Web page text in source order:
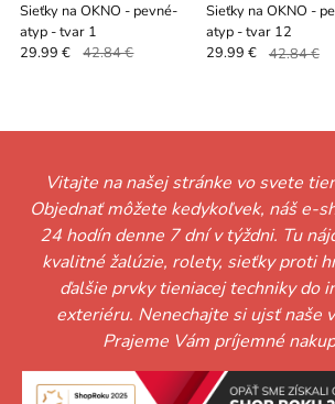
Sieťky na OKNO - pevné-
atyp - tvar 1
29.99 € 42.84 €
Sieťky na OKNO -
atyp - tvar 12
29.99 € 42.84 €
Vitajte na našej stránke vo svete
Objednať môžete kedykoľvek, náš e-
24 hodín denne 7 dní v týždni. Tu
kvalitné žalúzie, rolety, sieťky proti
ďalšie prvky tieniacej techniky do
exteriéru. Nenechajte si ujsť naše
Prajeme Vám príjemné